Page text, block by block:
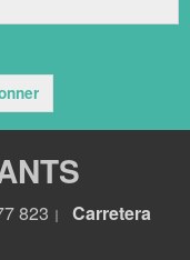
823
Carretera